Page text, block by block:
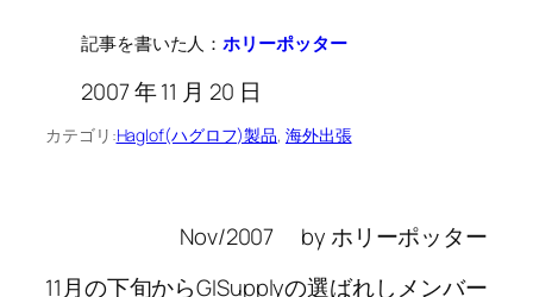
記事を書いた人：ホリーポッター
2007 年 11 月 20 日
カテゴリ:Haglof(ハグロフ)製品, 海外出張
Nov/2007 by ホリーポッター
11月の下旬からGISupplyの選ばれしメンバー